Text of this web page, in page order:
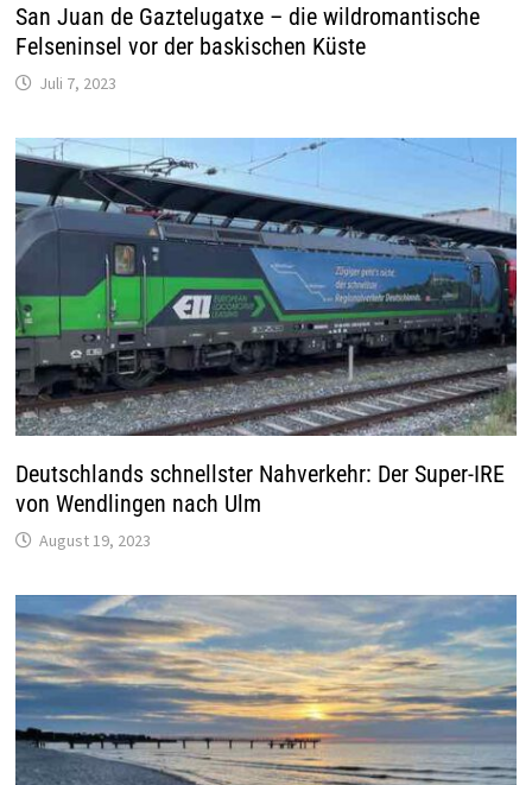
San Juan de Gaztelugatxe – die wildromantische
Felseninsel vor der baskischen Küste
Juli 7, 2023
Deutschlands schnellster Nahverkehr: Der Super-IRE
von Wendlingen nach Ulm
August 19, 2023